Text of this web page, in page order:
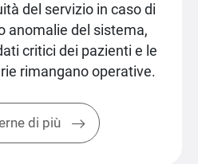
del servizio in caso di
anomalie del sistema,
critici dei pazienti e le
rimangano operative.
di più